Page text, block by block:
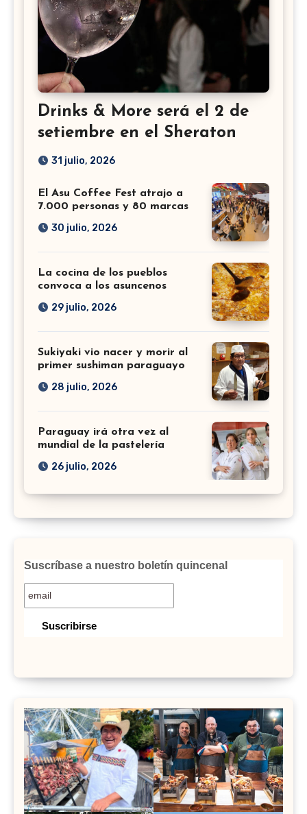
Drinks & More será el 2 de
setiembre en el Sheraton
31 julio, 2026
El Asu Coffee Fest atrajo a
7.000 personas y 80 marcas
30 julio, 2026
La cocina de los pueblos
convoca a los asuncenos
29 julio, 2026
Sukiyaki vio nacer y morir al
primer sushiman paraguayo
28 julio, 2026
Paraguay irá otra vez al
mundial de la pastelería
26 julio, 2026
Suscríbase a nuestro boletín quincenal